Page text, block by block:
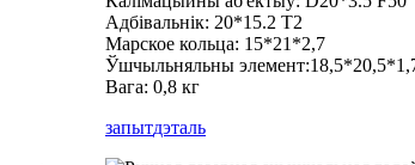
Адбівальнік: 20*15.2 T2
Марское кольца: 15*21*2,7
Ўшчыльняльны
Вага: 0,8 кг
запытдэталь